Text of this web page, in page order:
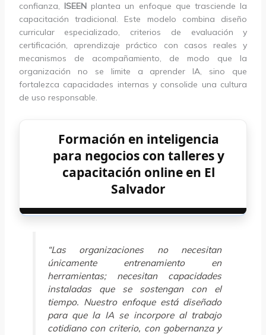
confianza, ISEENplantea un enfoque que trasciende la
capacitación tradicional. Este modelo combina diseño
curricular especializado, criterios de evaluación y
certificación, aprendizaje práctico con casos reales y
mecanismos de acompañamiento, de modo que la
organización no se limite a aprender IA, sino que
fortalezca capacidades internas y consolide una cultura
de uso responsable.
Formación en inteligencia
para negocios con talleres y
capacitación online en El
Salvador
“Las organizaciones no necesitan
únicamente entrenamiento en
herramientas; necesitan capacidades
instaladas que se sostengan con el
tiempo. Nuestro enfoque está diseñado
para que la IA se incorpore al trabajo
cotidiano con criterio, con gobernanza y